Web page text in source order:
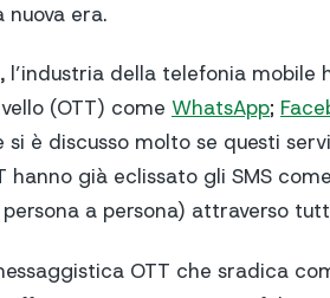
nuova era.
l’industria della telefonia mobile
(OTT) come WhatsApp;
si è discusso molto se questi
hanno già eclissato gli SMS
persona a persona) attraverso
OTT che sradica